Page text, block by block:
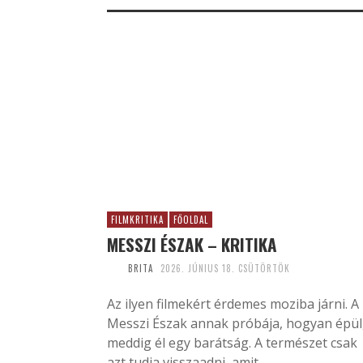
FILMKRITIKA FŐOLDAL
MESSZI ÉSZAK – KRITIKA
BRITA 2026. JÚNIUS 18. CSÜTÖRTÖK
Az ilyen filmekért érdemes moziba járni. A
Messzi Észak annak próbája, hogyan
meddig él egy barátság. A természet csak